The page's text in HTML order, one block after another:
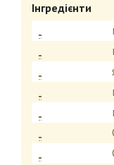
Інгредієнти